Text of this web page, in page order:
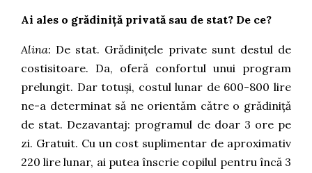
Ai ales o grădiniță privată sau de stat? De ce?
Alina: De stat. Grădinițele private sunt destul de
costisitoare. Da, oferă confortul unui program
prelungit. Dar totuși, costul lunar de 600-800 lire
ne-a determinat să ne orientăm către o grădiniță
de stat. Dezavantaj: programul de doar 3 ore pe
zi. Gratuit. Cu un cost suplimentar de aproximativ
220 lire lunar, ai putea înscrie copilul pentru încă 3